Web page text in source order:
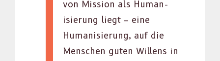
von Mis­sion als Human­
isierung liegt – eine
Human­isierung, auf die
Men­schen guten Wil­lens in